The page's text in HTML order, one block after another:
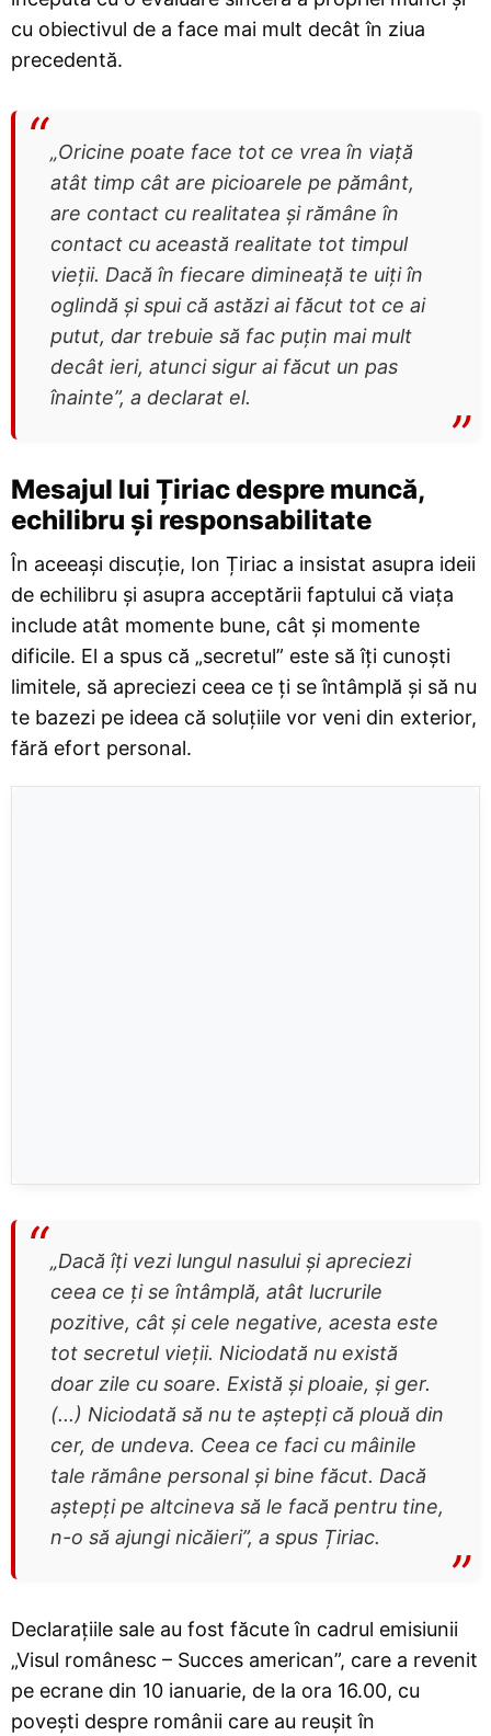
cu obiectivul de a face mai mult decât în ziua
precedentă.
„Oricine poate face tot ce vrea în viaţă
atât timp cât are picioarele pe pământ,
are contact cu realitatea şi rămâne în
contact cu această realitate tot timpul
vieţii. Dacă în fiecare dimineaţă te uiţi în
oglindă şi spui că astăzi ai făcut tot ce ai
putut, dar trebuie să fac puţin mai mult
decât ieri, atunci sigur ai făcut un pas
înainte”, a declarat el.
Mesajul lui Țiriac despre muncă,
echilibru și responsabilitate
În aceeași discuție, Ion Țiriac a insistat asupra ideii
de echilibru și asupra acceptării faptului că viața
include atât momente bune, cât și momente
dificile. El a spus că „secretul” este să îți cunoști
limitele, să apreciezi ceea ce ți se întâmplă și să nu
te bazezi pe ideea că soluțiile vor veni din exterior,
fără efort personal.
„Dacă îţi vezi lungul nasului şi apreciezi
ceea ce ţi se întâmplă, atât lucrurile
pozitive, cât şi cele negative, acesta este
tot secretul vieţii. Niciodată nu există
doar zile cu soare. Există şi ploaie, şi ger.
(...) Niciodată să nu te aştepţi că plouă din
cer, de undeva. Ceea ce faci cu mâinile
tale rămâne personal şi bine făcut. Dacă
aştepţi pe altcineva să le facă pentru tine,
n-o să ajungi nicăieri”, a spus Țiriac.
Declarațiile sale au fost făcute în cadrul emisiunii
„Visul românesc – Succes american”, care a revenit
pe ecrane din 10 ianuarie, de la ora 16.00, cu
povești despre românii care au reușit în